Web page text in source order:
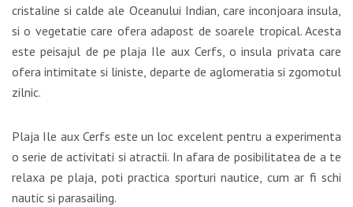
cristaline si calde ale Oceanului Indian, care inconjoara insula,
si o vegetatie care ofera adapost de soarele tropical. Acesta
este peisajul de pe plaja Ile aux Cerfs, o insula privata care
ofera intimitate si liniste, departe de aglomeratia si zgomotul
zilnic.
Plaja Ile aux Cerfs este un loc excelent pentru a experimenta
o serie de activitati si atractii. In afara de posibilitatea de a te
relaxa pe plaja, poti practica sporturi nautice, cum ar fi schi
nautic si parasailing.